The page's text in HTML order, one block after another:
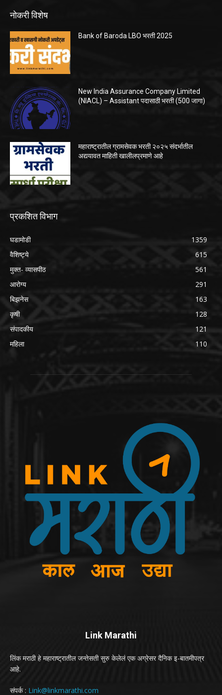
नोकरी विशेष
Bank of Baroda LBO भरती 2025
New India Assurance Company Limited
(NIACL) – Assistant पदासाठी भरती (500 जागा)
महाराष्ट्रातील ग्रामसेवक भरती २०२५ संदर्भातील
अद्ययावत माहिती खालीलप्रमाणे आहे
प्रकशित विभाग
घडामोडी
1359
वैशिष्ट्ये
615
मुक्त- व्यासपीठ
561
आरोग्य
291
बिझनेस
163
कृषी
128
संपादकीय
121
महिला
110
Link Marathi
लिंक मराठी हे महाराष्ट्रातील जन्तेसती सुरु केलेलं एक अग्रेसर दैनिक इ-बातमीपत्र
आहे.
संपर्क : Link@linkmarathi.com